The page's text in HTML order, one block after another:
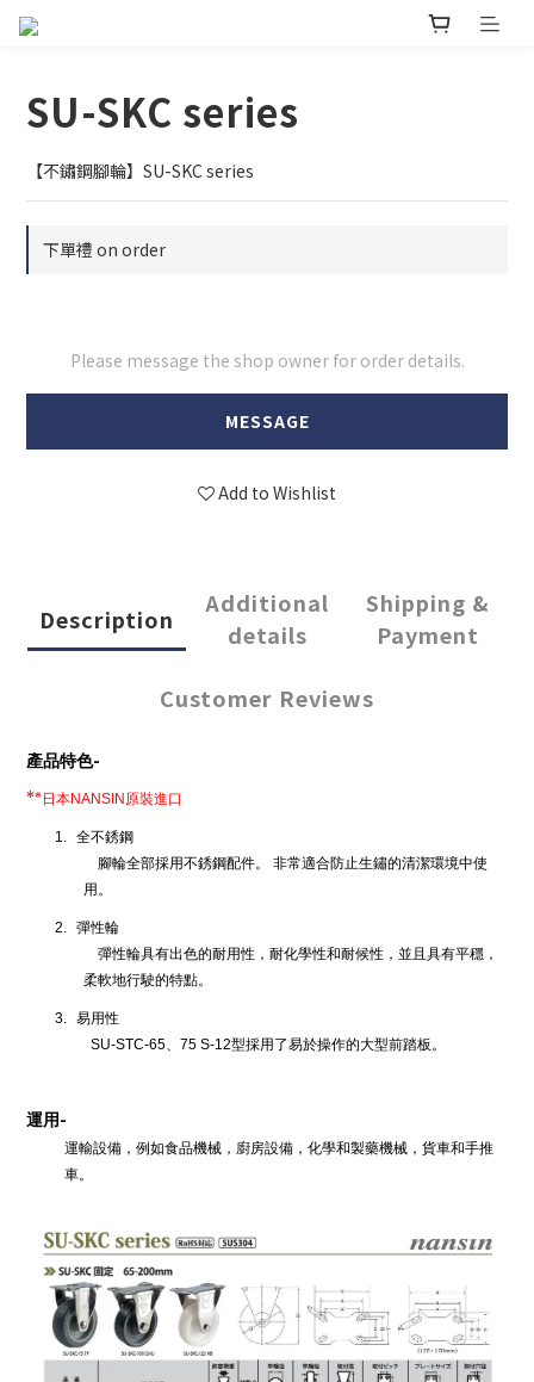
SU-SKC series
【不鏽鋼腳輪】SU-SKC series
下單禮 on order
Please message the shop owner for order details.
MESSAGE
Add to Wishlist
Description
Additional
details
Shipping &
Payment
Customer Reviews
產品特色-
**日本NANSIN 原裝進口
1. 全不銹鋼
腳輪全部採用不銹鋼配件。
非常適合防止生鏽的清潔環境中使
用。
2. 彈性輪
彈性輪具有出色的耐用性，耐化學性和耐候性，並且具有平穩，
柔軟地行駛的特點。
3. 易用性
SU-STC-65、 75 S-12型採用了易於操作的大型前踏板。
運用-
運輸設備，例如食品機械，廚房設備，化學和製藥機械，貨車和手推
車。